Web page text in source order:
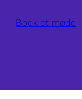
Book et møde